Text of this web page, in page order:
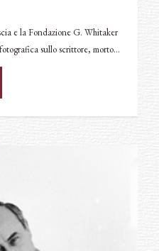
e la Fondazione G. Whitaker
sullo scrittore, morto…